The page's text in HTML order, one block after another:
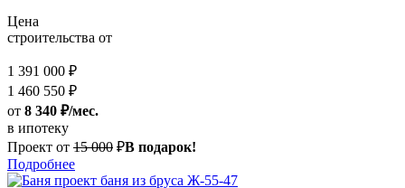
Цена
строительства от
1 391 000 ₽
1 460 550 ₽
от 8 340 ₽/мес.
в ипотеку
Проект от 15 000 ₽В подарок!
Подробнее